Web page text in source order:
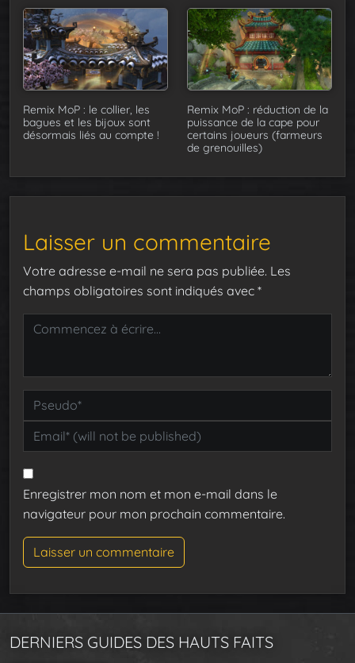
Remix MoP : le collier, les
bagues et les bijoux sont
désormais liés au compte !
Remix MoP : réduction de la
puissance de la cape pour
certains joueurs (farmeurs
de grenouilles)
Laisser un commentaire
Votre adresse e-mail ne sera pas publiée. Les
champs obligatoires sont indiqués avec *
Enregistrer mon nom et mon e-mail dans le
navigateur pour mon prochain commentaire.
DERNIERS GUIDES DES HAUTS FAITS